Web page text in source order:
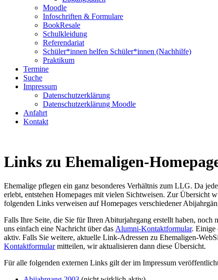
Moodle
Infoschriften & Formulare
BookResale
Schulkleidung
Referendariat
Schüler*innen helfen Schüler*innen (Nachhilfe)
Praktikum
Termine
Suche
Impressum
Datenschutzerklärung
Datenschutzerklärung Moodle
Anfahrt
Kontakt
Links zu Ehemaligen-
Ehemalige pflegen ein ganz besonderes Verhältnis zum LLG. Da
erlebt, entstehen Homepages mit vielen Sichtweisen. Zur Übersicht
folgenden Links verweisen auf Homepages verschiedener
Falls Ihre Seite, die Sie für Ihren Abiturjahrgang erstellt haben, noch
uns einfach eine Nachricht über das Alumni-Kontaktformular. Einige
aktiv. Falls Sie weitere, aktuelle Link-Adressen zu Ehemaligen-
Kontaktformularmitteilen, wir aktualisieren dann diese Übersicht.
Für alle folgenden externen Links gilt der im Impressum